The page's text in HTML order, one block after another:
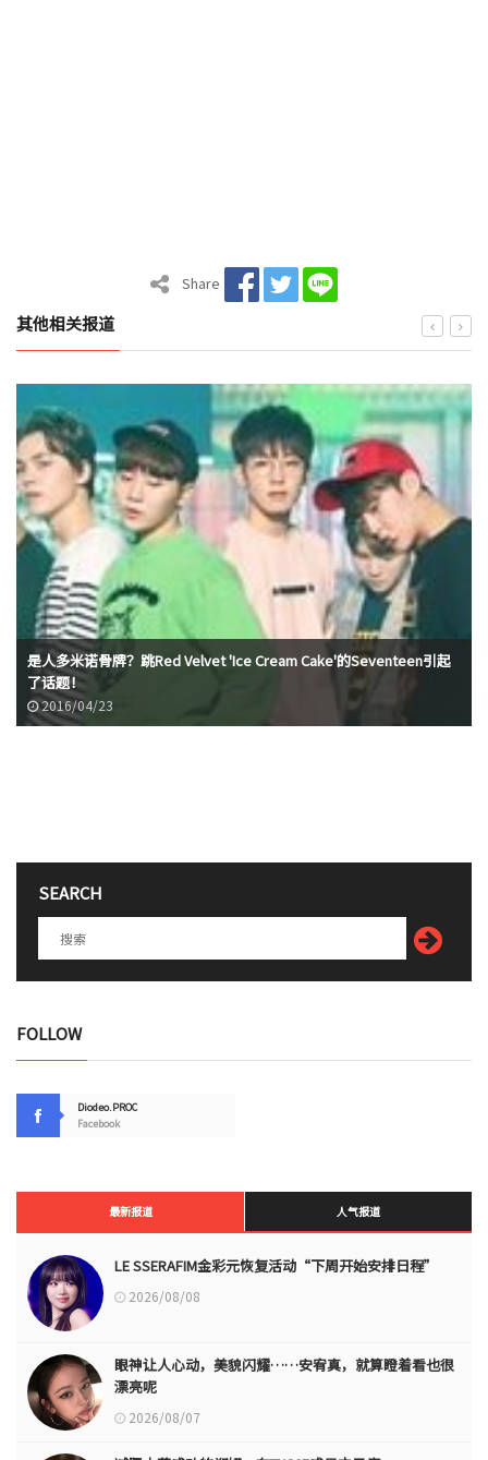
Share
其他相关报道
是人多米诺骨牌？跳Red Velvet 'Ice Cream Cake'的Seventeen引起
了话题！
2016/04/23
SEARCH
FOLLOW
Diodeo.PROC
Facebook
最新报道 人气报道
LE SSERAFIM金彩元恢复活动“下周开始安排日程”
2026/08/08
眼神让人心动，美貌闪耀……安宥真，就算瞪着看也很
漂亮呢
2026/08/07